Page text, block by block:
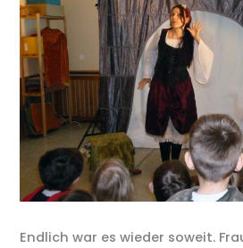
Endlich war es wieder soweit.